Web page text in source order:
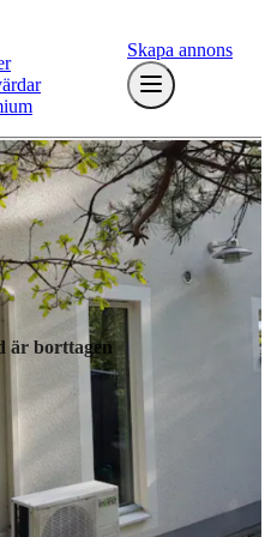
Skapa annons
är borttagen